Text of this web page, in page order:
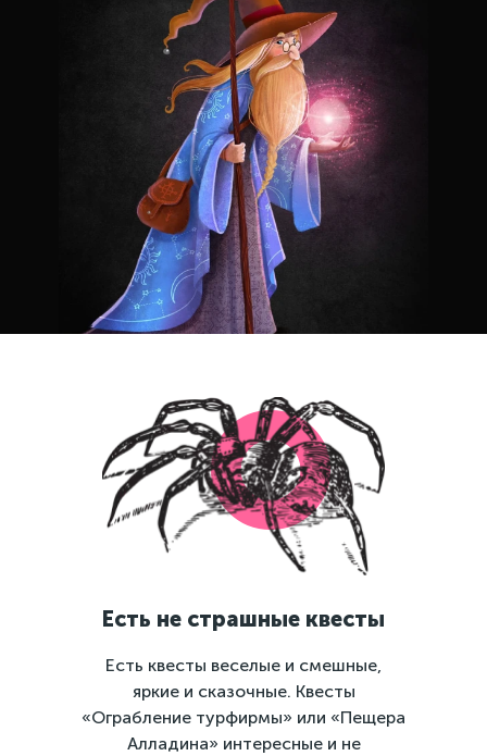
Есть не страшные квесты
Есть квесты веселые и смешные,
яркие и сказочные. Квесты
«Ограбление турфирмы» или «Пещера
Алладина» интересные и не